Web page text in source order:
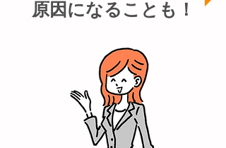
原因になることも！